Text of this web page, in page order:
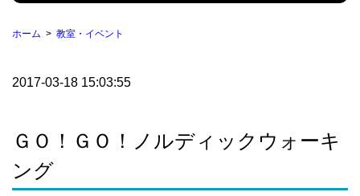
ホーム 教室・イベント
2017-03-18 15:03:55
ＧＯ！ＧＯ！ノルディックウォーキ
ング